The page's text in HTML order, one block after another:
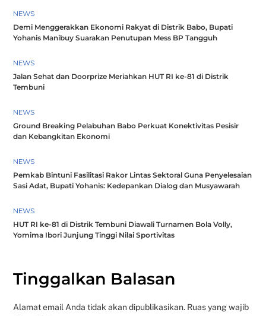
NEWS
Demi Menggerakkan Ekonomi Rakyat di Distrik Babo, Bupati
Yohanis Manibuy Suarakan Penutupan Mess BP Tangguh
NEWS
Jalan Sehat dan Doorprize Meriahkan HUT RI ke-81 di Distrik
Tembuni
NEWS
Ground Breaking Pelabuhan Babo Perkuat Konektivitas Pesisir
dan Kebangkitan Ekonomi
NEWS
Pemkab Bintuni Fasilitasi Rakor Lintas Sektoral Guna Penyelesaian
Sasi Adat, Bupati Yohanis: Kedepankan Dialog dan Musyawarah
NEWS
HUT RI ke-81 di Distrik Tembuni Diawali Turnamen Bola Volly,
Yomima Ibori Junjung Tinggi Nilai Sportivitas
Tinggalkan Balasan
Alamat email Anda tidak akan dipublikasikan. Ruas yang wajib